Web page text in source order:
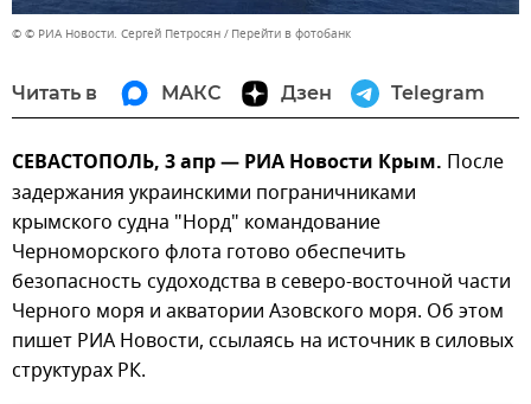
© © РИА Новости. Сергей Петросян Перейти в фотобанк
Читать в МАКС Дзен Telegram
СЕВАСТОПОЛЬ, 3 апр — РИА Новости Крым. После
задержания украинскими пограничниками
крымского судна "Норд" командование
Черноморского флота готово обеспечить
безопасность судоходства в северо-восточной части
Черного моря и акватории Азовского моря. Об этом
пишет РИА Новости, ссылаясь на источник в силовых
структурах РК.